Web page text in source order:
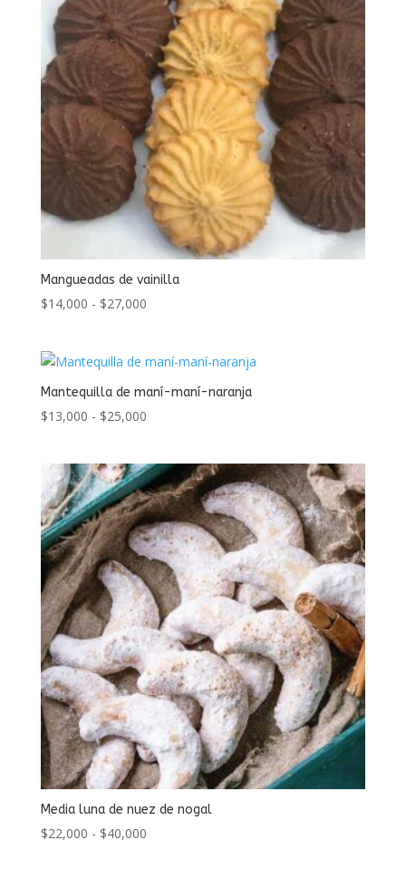
$27,000
Mangueadas de vainilla
$14,000 - $27,000Rango
desde
$14,000
Mantequilla de maní-maní-naranja
$13,000 - $25,000Rango
desde
$13,000
hasta
$25,000
Media luna de nuez de nogal
$22,000 - $40,000Rango